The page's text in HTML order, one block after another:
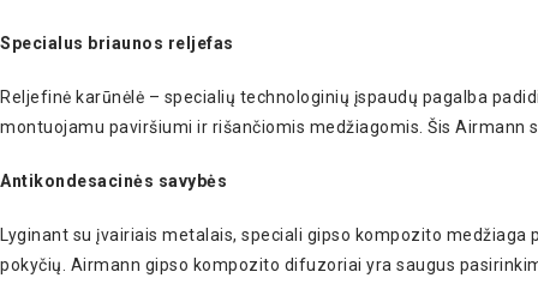
Specialus briaunos reljefas
Reljefinė karūnėlė – specialių technologinių įspaudų pagalba
montuojamu paviršiumi ir rišančiomis medžiagomis. Šis Airmann
Antikondesacinės savybės
Lyginant su įvairiais metalais, speciali gipso kompozito
pokyčių. Airmann gipso kompozito difuzoriai yra saugus